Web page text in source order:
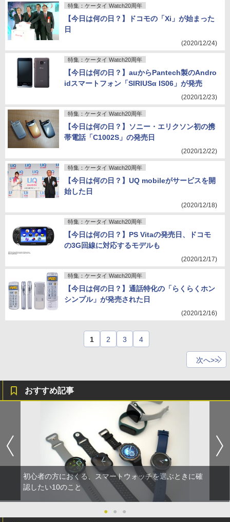
特集：ケータイ Watch20周年
【今日は何の日？】ドコモの「Xi」が始まった
日
(2020/12/24)
特集：ケータイ Watch20周年
【今日は何の日？】auからPantech製のAndro
idスマートフォン「SIRIUSα IS06」が発売
(2020/12/23)
特集：ケータイ Watch20周年
【今日は何の日？】ソニー・エリクソン初の携
帯電話「C1002S」の発売日
(2020/12/22)
特集：ケータイ Watch20周年
【今日は何の日？】UQ mobileがサービスを開
始した日
(2020/12/18)
特集：ケータイ Watch20周年
【今日は何の日？】PS Vitaの発売日、ドコモ
の3G回線に対応するモデルも
(2020/12/17)
特集：ケータイ Watch20周年
【今日は何の日？】通話特化の「らくらくホン
シンプル」が発売された日
(2020/12/16)
1 2 3 4
次へ>>
おすすめ記事
初心者の方におくる、スマートウォッチを選ぶときに確
認したい10のこと
● ● ●